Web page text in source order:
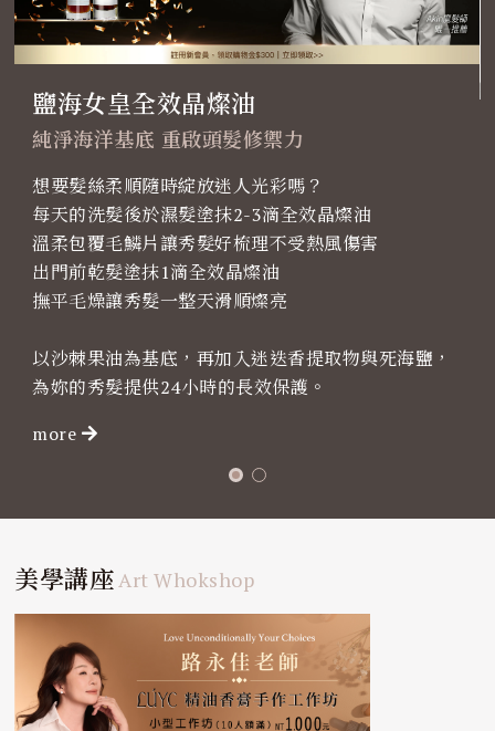
鹽海女皇全效晶燦油
純淨海洋基底 重啟頭髮修禦力
想要髮絲柔順隨時綻放迷人光彩嗎？
每天的洗髮後於濕髮塗抹2-3滴全效晶燦油
溫柔包覆毛鱗片讓秀髮好梳理不受熱風傷害
出門前乾髮塗抹1滴全效晶燦油
撫平毛燥讓秀髮一整天滑順燦亮
以沙棘果油為基底，再加入迷迭香提取物與死海鹽，
為妳的秀髮提供24小時的長效保護。
more
美學講座 Art Whokshop